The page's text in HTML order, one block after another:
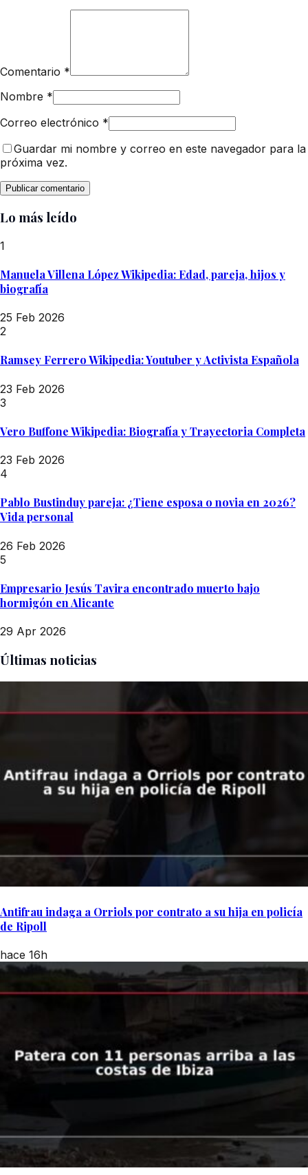
Comentario *
Nombre *
Correo electrónico *
Guardar mi nombre y correo en este navegador para la
próxima vez.
Lo más leído
1
Manuela Villena López Wikipedia: Edad, pareja, hijos y
biografía
25 Feb 2026
2
Ramsey Ferrero Wikipedia: Youtuber y Activista Española
23 Feb 2026
3
Vero Buffone Wikipedia: Biografía y Trayectoria Completa
23 Feb 2026
4
Pablo Bustinduy pareja: ¿Tiene esposa o novia en 2026?
Vida personal
26 Feb 2026
5
Empresario Jesús Tavira encontrado muerto bajo
hormigón en Alicante
29 Apr 2026
Últimas noticias
Antifrau indaga a Orriols por contrato a su hija en policía
de Ripoll
hace 16h